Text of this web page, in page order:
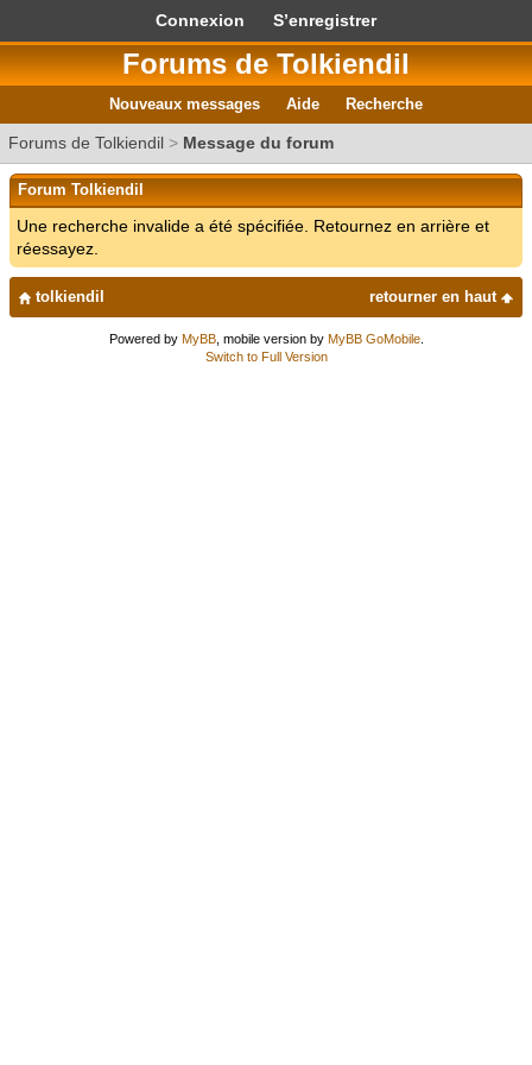
Connexion S’enregistrer
Forums de Tolkiendil
Nouveaux messages Aide Recherche
Forums de Tolkiendil > Message du forum
Forum Tolkiendil
Une recherche invalide a été spécifiée. Retournez en arrière et
réessayez.
retourner en haut
tolkiendil
Powered by MyBB, mobile version by MyBB GoMobile.
Switch to Full Version